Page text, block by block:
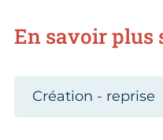
En savoir plus
Création - reprise